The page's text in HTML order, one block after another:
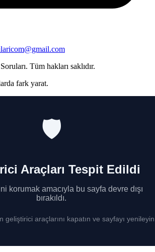
Tüm hakları saklıdır.
fark yarat.
🛡️
Araçları Tespit Edildi
korumak amacıyla bu sayfa devre dışı
bırakıldı.
geliştirici araçlarını kapatın ve sayfayı